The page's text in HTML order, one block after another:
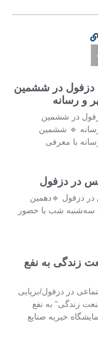
دزفول در ششمین
و رسانه
در ششمین
🔹 ششمین
با معرفی
در دزفول
دزفول 🔹دهمین
سه‌شنبه شب با حضور
زندگی به نفع
در دزفول/برپایی
زندگی” به نفع
خیریه صنایع